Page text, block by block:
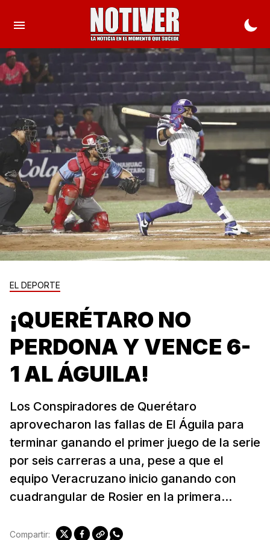
EL DEPORTE
¡QUERÉTARO NO
PERDONA Y VENCE 6-
1 AL ÁGUILA!
Los Conspiradores de Querétaro
aprovecharon las fallas de El Águila para
terminar ganando el primer juego de la serie
por seis carreras a una, pese a que el
equipo Veracruzano inicio ganando con
cuadrangular de Rosier en la primera...
Compartir: